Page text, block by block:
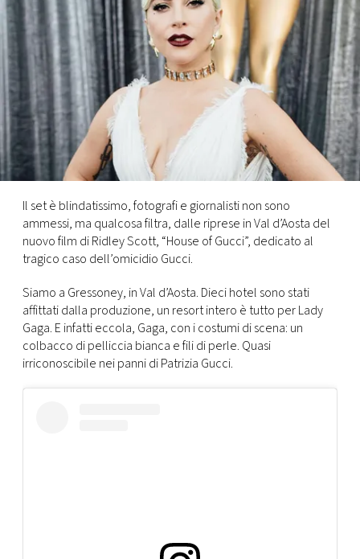
VIDEO
TV
PRINCIPATO
DI
MONACO
RMC
CONSIGLIA
Il set è blindatissimo, fotografi e giornalisti non sono
ammessi, ma qualcosa filtra, dalle riprese in Val d’Aosta del
nuovo film di Ridley Scott, “House of Gucci”, dedicato al
tragico caso dell’omicidio Gucci.
Siamo a Gressoney, in Val d’Aosta. Dieci hotel sono stati
affittati dalla produzione, un resort intero è tutto per Lady
Gaga. E infatti eccola, Gaga, con i costumi di scena: un
colbacco di pelliccia bianca e fili di perle. Quasi
irriconoscibile nei panni di Patrizia Gucci.